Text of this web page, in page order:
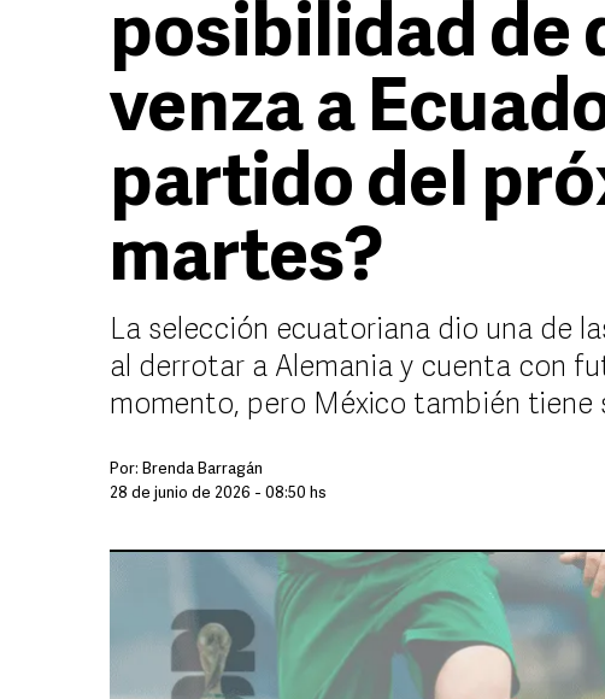
posibilidad de
venza a
partido del
martes?
La selección ecuatoriana dio una de
al derrotar a Alemania y cuenta con
momento, pero México también tiene
Por: Brenda Barragán
28 de junio de 2026 - 08:50 hs